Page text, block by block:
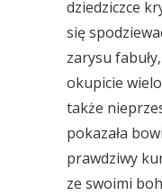
dziedziczce
się
zarysu
okupicie
także
pokazała
prawdziwy
ze swoimi